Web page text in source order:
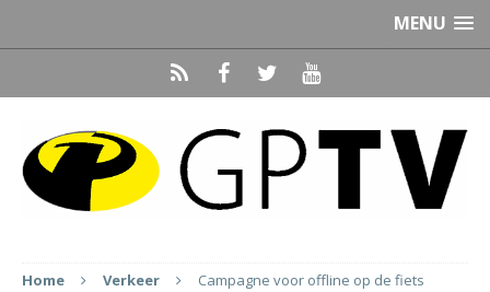
MENU
Home Verkeer Campagne voor offline op de fiets